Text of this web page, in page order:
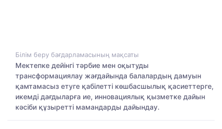
Білім беру бағдарламасының мақсаты
Мектепке дейінгі тәрбие мен оқытуды
трансформациялау жағдайында балалардың дамуын
қамтамасыз етуге қабілетті көшбасшылық қасиеттерге,
икемді дағдыларға ие, инновациялық қызметке дайын
кәсіби құзыретті мамандарды дайындау.